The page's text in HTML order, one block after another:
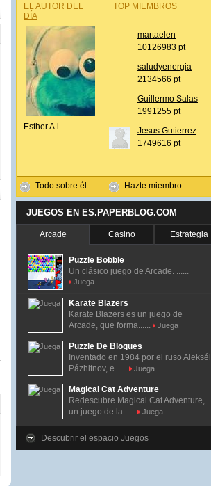
EL AUTOR DEL
DÍA
Esther A.l.
Todo sobre él
TOP MIEMBROS
martaelen
10126983 pt
saludyenergia
2134566 pt
Guillermo Salas
1991255 pt
Jesus Gutierrez
1749616 pt
Hazte miembro
JUEGOS EN ES.PAPERBLOG.COM
Arcade Casino Estrategia
Puzzle Bobble
Un clásico juego de Arcade. ......
Juega
Karate Blazers
Karate Blazers es un juego de
Arcade, que forma......
Juega
Puzzle De Bloques
Inventado en 1984 por el ruso Alekséi
Pázhitnov, e......
Juega
Magical Cat Adventure
Redescubre Magical Cat Adventure,
un juego de la......
Juega
Descubrir el espacio Juegos